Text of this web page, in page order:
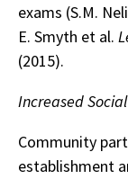
exams (S.M.
E. Smyth et al.
(2015).
Increased
Community
establishment